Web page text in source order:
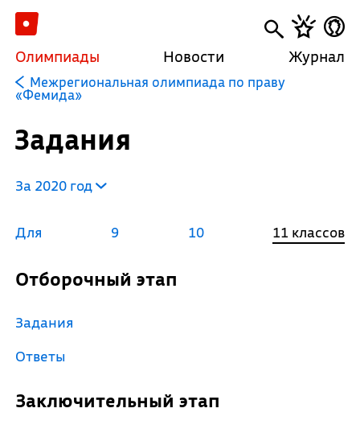
Олимпиады Новости Журнал
Межрегиональная олимпиада по праву
«Фемида»
Задания
За 2020 год
Для 9 10 11 классов
Отборочный этап
Задания
Ответы
Заключительный этап